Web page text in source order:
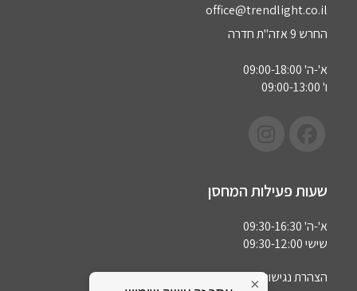
office@trendlight.co.il
החרש 9 אזה"ת חדרה
א'-ה' 09:00-18:00
ו' 09:00-13:00
שעות פעילות המחסן
א'-ה' 09:30-16:30
שישי 09:30-12:00
הצהרת נגישות×